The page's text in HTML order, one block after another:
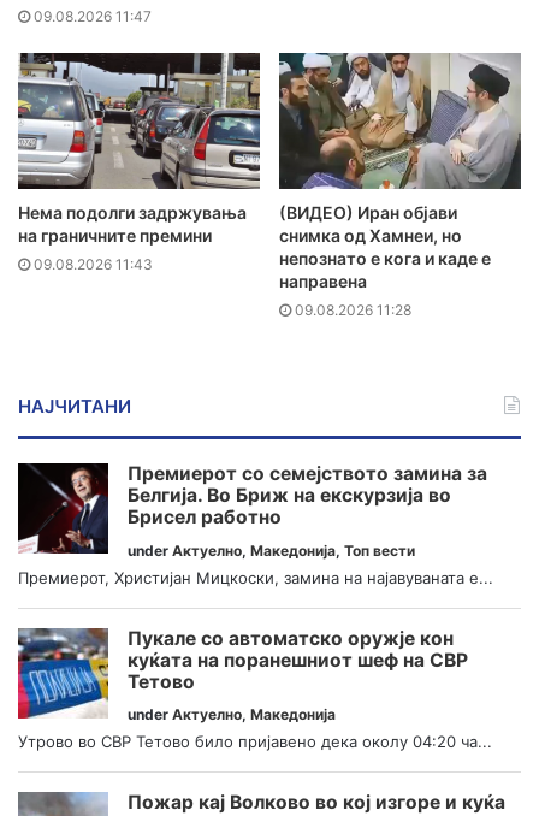
09.08.2026 11:47
Нема подолги задржувања
на граничните премини
09.08.2026 11:43
(ВИДЕО) Иран објави
снимка од Хамнеи, но
непознато е кога и каде е
направена
09.08.2026 11:28
НАЈЧИТАНИ
Премиерот со семејството замина за
Белгија. Во Бриж на екскурзија во
Брисел работно
under Актуелно, Македонија, Топ вести
Премиерот, Христијан Мицкоски, замина на најавуваната е...
Пукале со автоматско оружје кон
куќата на поранешниот шеф на СВР
Тетово
under Актуелно, Македонија
Утрово во СВР Тетово било пријавено дека околу 04:20 ча...
Пожар кај Волково во кој изгоре и куќа